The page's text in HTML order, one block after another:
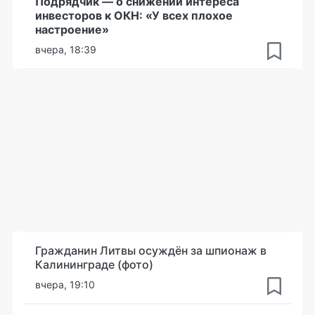
инвесторов к ОКН: «У всех плохое
настроение»
вчера, 18:39
Гражданин Литвы осуждён за шпионаж в
Калининграде (фото)
вчера, 19:10